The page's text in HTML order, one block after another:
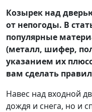
Козырек над
от непогоды. В
популярные
(металл, шифер,
указанием их
вам сделать
Навес над входной
дождя и снега, но и